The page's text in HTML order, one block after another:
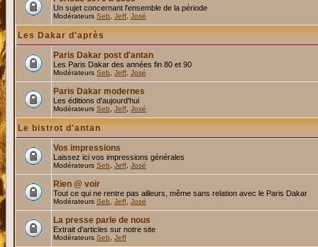
Un sujet concernant l'ensemble de la période
Modérateurs Seb Jeff José
Les Dakar d'après
Paris Dakar post d'antan
Les Paris Dakar des années fin 80 et 90
Modérateurs Seb Jeff José
Paris Dakar modernes
Les éditions d'aujourd'hui
Modérateurs Seb Jeff José
Le bistrot d'antan
Vos impressions
Laissez ici vos impressions générales
Modérateurs Seb Jeff José
Rien @ voir
Tout ce qui ne rentre pas ailleurs, même sans relation avec le Paris Dakar
Modérateurs Seb Jeff José
La presse parle de nous
Extrait d'articles sur notre site
Modérateurs Seb Jeff